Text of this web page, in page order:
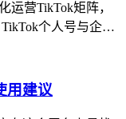
运营TikTok矩阵，
个人号与企…
用建议